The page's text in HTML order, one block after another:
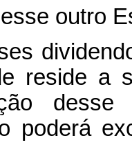
outro
reside a
poderá